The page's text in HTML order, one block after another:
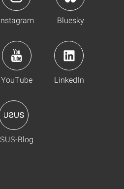
Bluesky
YouTube LinkedIn
Blog